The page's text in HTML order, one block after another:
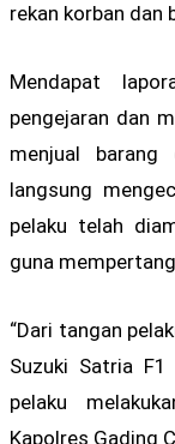
rekan korban dan
Mendapat
pengejaran dan
menjual barang
langsung
pelaku telah
guna
“Dari tangan
Suzuki Satria
pelaku
Kapolres Gading